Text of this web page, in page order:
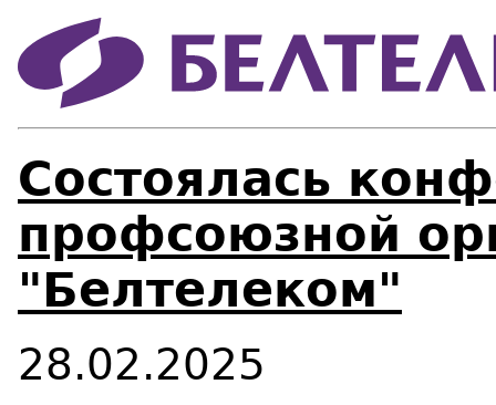
Состоялась
профсоюзной
"Белтелеком"
28.02.2025